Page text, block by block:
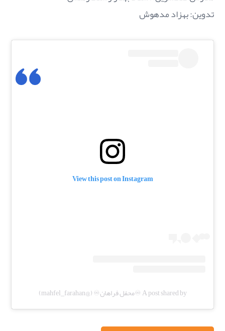
تدوین: بهزاد مدهوش
View this post on Instagram
A post shared by ♾️محفل فراهان♾️ (@mahfel_farahan)